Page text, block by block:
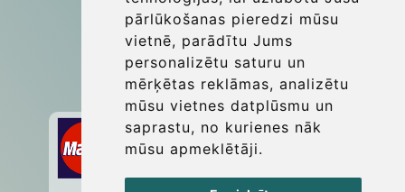
pārlūkošanas pieredzi mūsu
vietnē, parādītu Jums
personalizētu saturu un
mērķētas reklāmas, analizētu
mūsu vietnes datplūsmu un
saprastu, no kurienes nāk
mūsu apmeklētāji.
Contact
info@wientransfer.com
Secure Payment with STRIPE